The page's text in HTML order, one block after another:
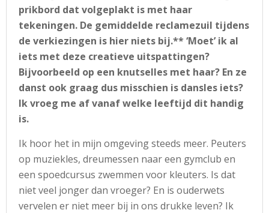
prikbord dat volgeplakt is met haar
tekeningen. De gemiddelde reclamezuil tijdens
de verkiezingen is hier niets bij.** ‘Moet’ ik al
iets met deze creatieve uitspattingen?
Bijvoorbeeld op een knutselles met haar? En ze
danst ook graag dus misschien is dansles iets?
Ik vroeg me af vanaf welke leeftijd dit handig
is.
Ik hoor het in mijn omgeving steeds meer. Peuters
op muziekles, dreumessen naar een gymclub en
een spoedcursus zwemmen voor kleuters. Is dat
niet veel jonger dan vroeger? En is ouderwets
vervelen er niet meer bij in ons drukke leven? Ik